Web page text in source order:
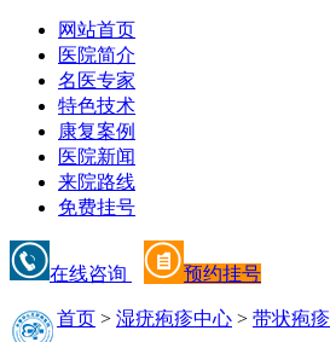
网站首页
医院简介
名医专家
特色技术
康复案例
医院新闻
来院路线
免费挂号
在线咨询 预约挂号
首页 > 湿疣疱疹中心 > 带状疱疹